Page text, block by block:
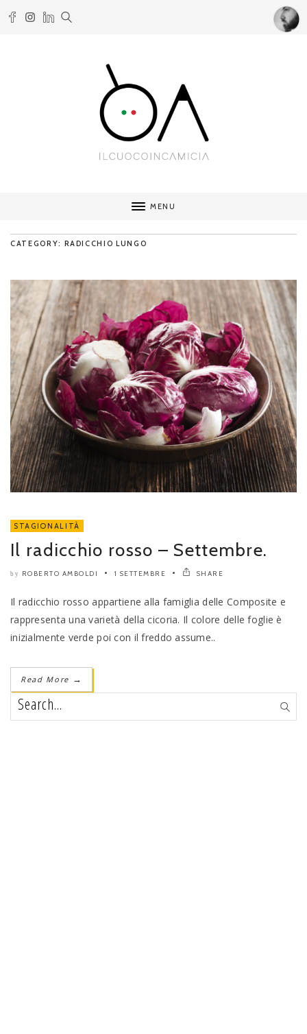
MENU
CATEGORY: RADICCHIO LUNGO
STAGIONALITÀ
Il radicchio rosso – Settembre.
by ROBERTO AMBOLDI 1 SETTEMBRE SHARE
Il radicchio rosso appartiene alla famiglia delle Composite e
rappresenta una varietà della cicoria. Il colore delle foglie è
inizialmente verde poi con il freddo assume..
Read More →